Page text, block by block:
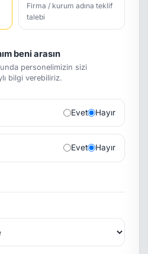
Firma / kurum adına teklif
talebi
beni arasın
personelimizin sizi
bilgi verebiliriz.
Evet Hayır
Evet Hayır